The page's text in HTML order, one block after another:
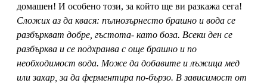
домашен! И особено този, за който ще ви разкажа сега!
Сложих аз да квася: пълнозърнесто брашно и вода се
разбъркват добре, гъстота- като боза. Всеки ден се
разбърква и се подхранва с още брашно и по
необходимост вода. Може да добавите и лъжица мед
или захар, за да ферментира по-бързо. В зависимост от